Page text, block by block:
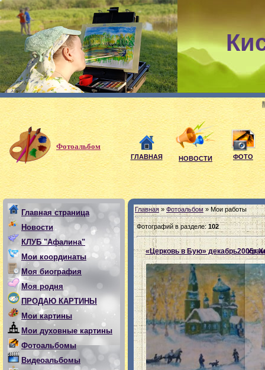
Мои девиз:
Фотоальбом
ГЛАВНАЯ НОВОСТИ ФОТО
Главная страница
Новости
КЛУБ "Афалина"
Мои координаты
Моя биография
Моя родня
ПРОДАЮ КАРТИНЫ
Мои картины
Мои духовные картины
Фотоальбомы
Видеоальбомы
Главная » Фотоальбом» Мои работы
Фотографий в разделе:102
05.04.2010
«Церковь в Бую» декабрь2005г
Холст,масло
Счастливая